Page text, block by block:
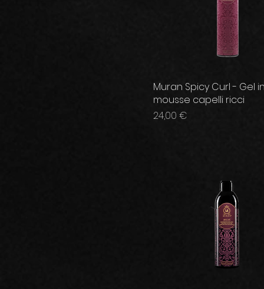
Muran Spicy Curl - Gel in
mousse capelli ricci
Prezzo
24,00 €